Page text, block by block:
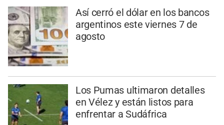
Así cerró el dólar en los bancos
argentinos este viernes 7 de
agosto
Los Pumas ultimaron detalles
en Vélez y están listos para
enfrentar a Sudáfrica